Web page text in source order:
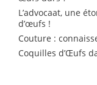
L’advocaat, une
d’œufs !
Couture :
Coquilles d’Œufs